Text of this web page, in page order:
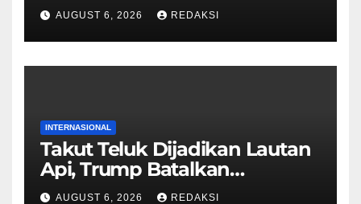
AUGUST 6, 2026 REDAKSI
INTERNASIONAL
Takut Teluk Dijadikan Lautan
Api, Trump Batalkan
Serangan ke Iran
AUGUST 6, 2026 REDAKSI